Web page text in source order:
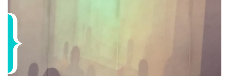
oder Präsentation. Wir freuen uns über Begegnungen und
WO?